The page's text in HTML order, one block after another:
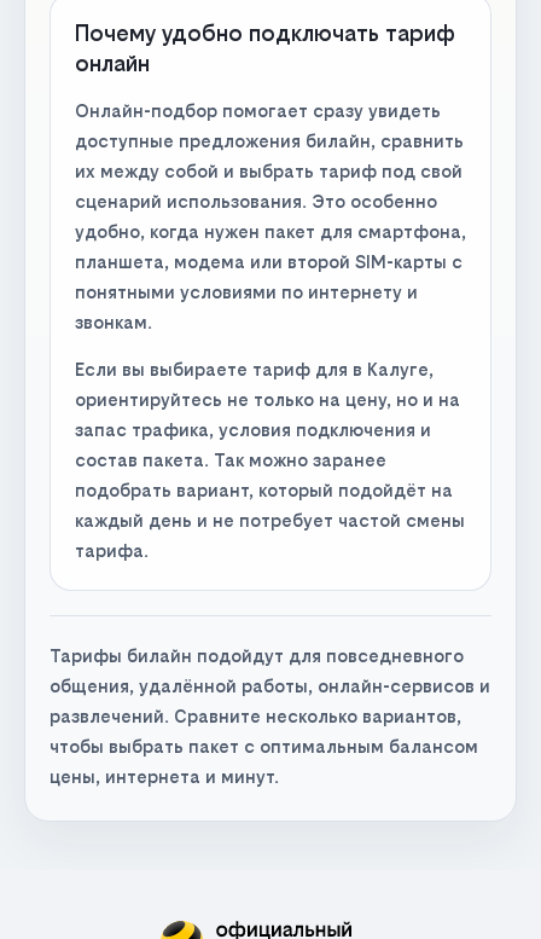
Почему удобно подключать тариф
онлайн
Онлайн-подбор помогает сразу увидеть
доступные предложения билайн, сравнить
их между собой и выбрать тариф под свой
сценарий использования. Это особенно
удобно, когда нужен пакет для смартфона,
планшета, модема или второй SIM-карты с
понятными условиями по интернету и
звонкам.
Если вы выбираете тариф для в Калуге,
ориентируйтесь не только на цену, но и на
запас трафика, условия подключения и
состав пакета. Так можно заранее
подобрать вариант, который подойдёт на
каждый день и не потребует частой смены
тарифа.
Тарифы билайн подойдут для повседневного
общения, удалённой работы, онлайн-сервисов и
развлечений. Сравните несколько вариантов,
чтобы выбрать пакет с оптимальным балансом
цены, интернета и минут.